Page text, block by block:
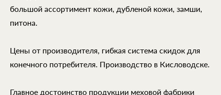
большой ассортимент кожи, дубленой кожи, замши,
питона.
Цены от производителя, гибкая система скидок для
конечного потребителя. Производство в Кисловодске.
Главное достоинство продукции меховой фабрики